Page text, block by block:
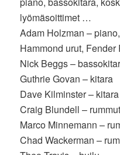
lyömäsoittimet …
Adam Holzman –
Hammond urut,
Nick Beggs –
Guthrie Govan – kitara
Dave Kilminster – kitara
Craig Blundell – rummut
Marco Minnemann –
Chad Wackerman –